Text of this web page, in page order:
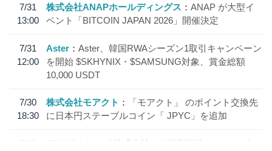
7/31
13:00
株式会社ANAPホールディングス
ANAP が大型イ
ベント「BITCOIN JAPAN 2026」開催決定
7/31
12:00
Aster
Aster、韓国RWAシーズン1取引キャンペーン
を開始 $SKHYNIX・$SAMSUNG対象、賞金総額
10,000 USDT
7/30
18:30
株式会社モアクト
「モアクト」 のポイント交換先
に日本円ステーブルコイン「 JPYC」を追加
7/29
SBI VCトレード株式会社
信託型円建てステーブル